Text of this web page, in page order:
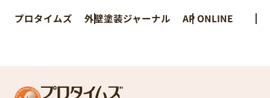
プロタイムズ 外壁塗装ジャーナル AP ONLINE